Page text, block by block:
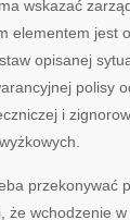
wskazać
elementem jest
opisanej
polisy
i
przekonywać
że wchodzenie